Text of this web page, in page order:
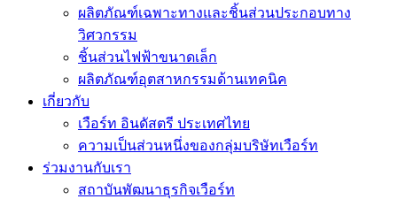
ผลิตภัณฑ์เฉพาะทางและชิ้นส่วนประกอบทาง
วิศวกรรม
ชิ้นส่วนไฟฟ้าขนาดเล็ก
ผลิตภัณฑ์อุตสาหกรรมด้านเทคนิค
เกี่ยวกับ
เวือร์ท อินดัสตรี ประเทศไทย
ความเป็นส่วนหนึ่งของกลุ่มบริษัทเวือร์ท
ร่วมงานกับเรา
สถาบันพัฒนาธุรกิจเวือร์ท